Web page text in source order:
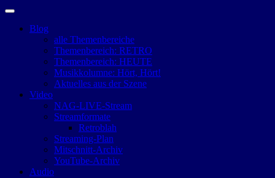
Blog
alle Themenbereiche
Themenbereich: RETRO
Themenbereich: HEUTE
Musikkolumne: Hört, Hört!
Aktuelles aus der Szene
Video
NAG-LIVE-Stream
Streamformate
Retroblah
Streaming-Plan
Mitschnitt-Archiv
YouTube-Archiv
Audio